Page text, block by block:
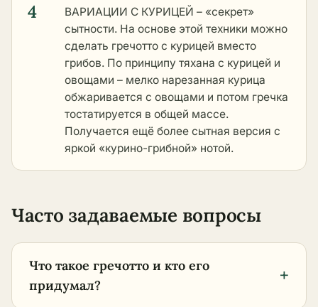
4
ВАРИАЦИИ С КУРИЦЕЙ – «секрет»
сытности. На основе этой техники можно
сделать гречотто с курицей вместо
грибов. По принципу тяхана с курицей и
овощами – мелко нарезанная курица
обжаривается с овощами и потом гречка
тостатируется в общей массе.
Получается ещё более сытная версия с
яркой «курино-грибной» нотой.
Часто задаваемые вопросы
Что такое гречотто и кто его
придумал?
+